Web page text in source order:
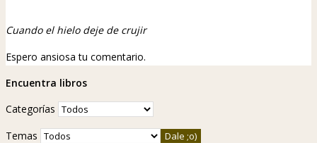
Cuando el hielo deje de crujir
Espero ansiosa tu comentario.
Encuentra libros
Categorías
Temas